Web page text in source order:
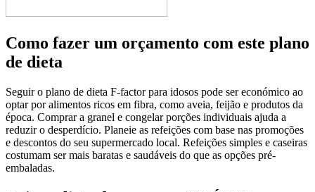
Como fazer um orçamento com este plano
de dieta
Seguir o plano de dieta F-factor para idosos pode ser económico ao
optar por alimentos ricos em fibra, como aveia, feijão e produtos da
época. Comprar a granel e congelar porções individuais ajuda a
reduzir o desperdício. Planeie as refeições com base nas promoções
e descontos do seu supermercado local. Refeições simples e caseiras
costumam ser mais baratas e saudáveis do que as opções pré-
embaladas.